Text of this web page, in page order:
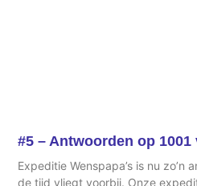
#5 – Antwoorden op 1001
Expeditie Wenspapa’s is nu zo’n
de tijd vliegt voorbij. Onze